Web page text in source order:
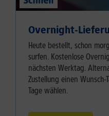
Overnight-
Heute bestellt, schon
surfen. Kostenlose
nächsten Werktag.
Zustellung einen
Tage wählen.